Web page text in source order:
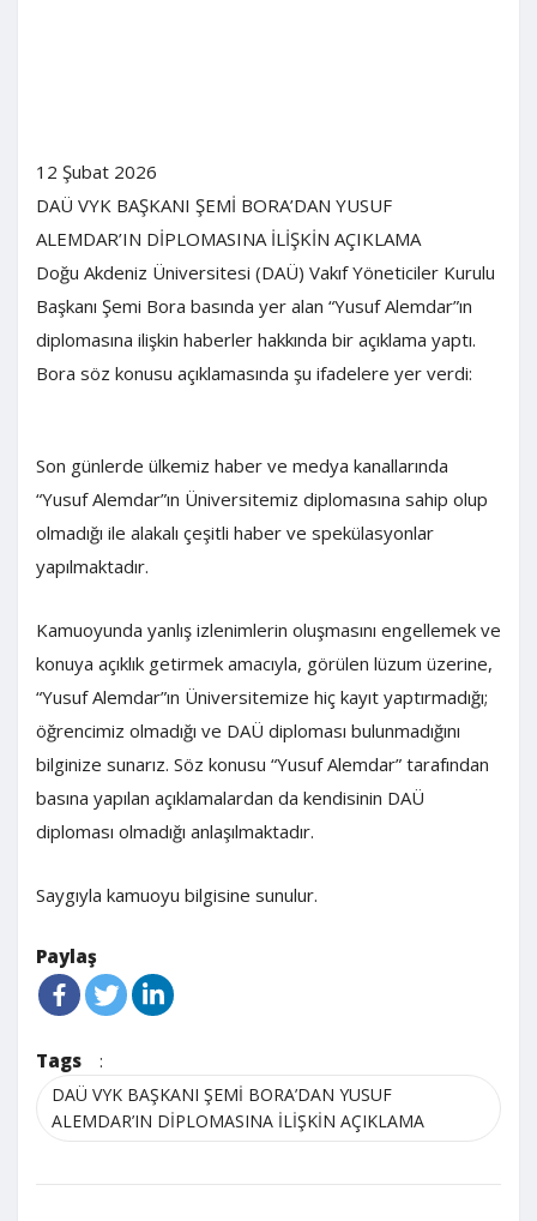
12 Şubat 2026
DAÜ VYK BAŞKANI ŞEMİ BORA’DAN YUSUF
ALEMDAR’IN DİPLOMASINA İLİŞKİN AÇIKLAMA
Doğu Akdeniz Üniversitesi (DAÜ) Vakıf Yöneticiler Kurulu
Başkanı Şemi Bora basında yer alan “Yusuf Alemdar”ın
diplomasına ilişkin haberler hakkında bir açıklama yaptı.
Bora söz konusu açıklamasında şu ifadelere yer verdi:
Son günlerde ülkemiz haber ve medya kanallarında
“Yusuf Alemdar”ın Üniversitemiz diplomasına sahip olup
olmadığı ile alakalı çeşitli haber ve spekülasyonlar
yapılmaktadır.
Kamuoyunda yanlış izlenimlerin oluşmasını engellemek ve
konuya açıklık getirmek amacıyla, görülen lüzum üzerine,
“Yusuf Alemdar”ın Üniversitemize hiç kayıt yaptırmadığı;
öğrencimiz olmadığı ve DAÜ diploması bulunmadığını
bilginize sunarız. Söz konusu “Yusuf Alemdar” tarafından
basına yapılan açıklamalardan da kendisinin DAÜ
diploması olmadığı anlaşılmaktadır.
Saygıyla kamuoyu bilgisine sunulur.
Paylaş
Tags :
DAÜ VYK BAŞKANI ŞEMİ BORA’DAN YUSUF
ALEMDAR’IN DİPLOMASINA İLİŞKİN AÇIKLAMA